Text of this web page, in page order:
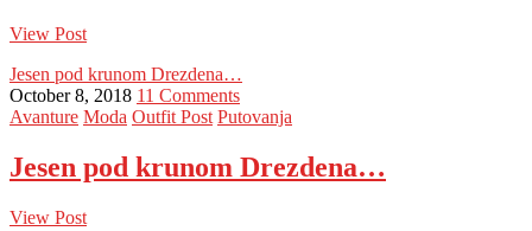
View Post
Jesen pod krunom Drezdena…
October 8, 2018 11 Comments
Avanture Moda Outfit Post Putovanja
Jesen pod krunom Drezdena…
View Post